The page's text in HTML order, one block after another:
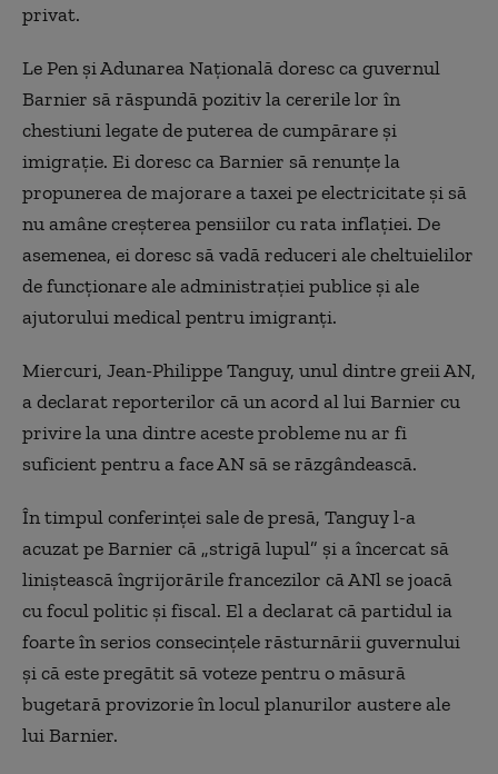
privat.
Le Pen și Adunarea Națională doresc ca guvernul
Barnier să răspundă pozitiv la cererile lor în
chestiuni legate de puterea de cumpărare și
imigrație. Ei doresc ca Barnier să renunțe la
propunerea de majorare a taxei pe electricitate și să
nu amâne creșterea pensiilor cu rata inflației. De
asemenea, ei doresc să vadă reduceri ale cheltuielilor
de funcționare ale administrației publice și ale
ajutorului medical pentru imigranți.
Miercuri, Jean-Philippe Tanguy, unul dintre greii AN,
a declarat reporterilor că un acord al lui Barnier cu
privire la una dintre aceste probleme nu ar fi
suficient pentru a face AN să se răzgândească.
În timpul conferinței sale de presă, Tanguy l-a
acuzat pe Barnier că „strigă lupul” și a încercat să
liniștească îngrijorările francezilor că ANl se joacă
cu focul politic și fiscal. El a declarat că partidul ia
foarte în serios consecințele răsturnării guvernului
și că este pregătit să voteze pentru o măsură
bugetară provizorie în locul planurilor austere ale
lui Barnier.